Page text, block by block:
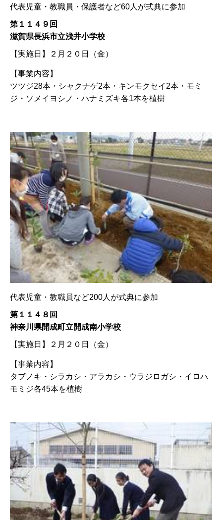
代表児童・教職員・保護者など60人が式典に参加
第１１４９回
滋賀県長浜市立浅井小学校
【実施日】 ２月２０日（金）
【事業内容】
ツツジ28本・シャクナゲ2本・キンモクセイ2本・モミ
ジ・ソメイヨシノ・ハナミズキ各1本を植樹
代表児童・教職員など200人が式典に参加
第１１４８回
神奈川県開成町立開成南小学校
【実施日】 ２月２０日（金）
【事業内容】
タブノキ・シラカシ・アラカシ・ウラジロガシ・イロハ
モミジ各45本を植樹